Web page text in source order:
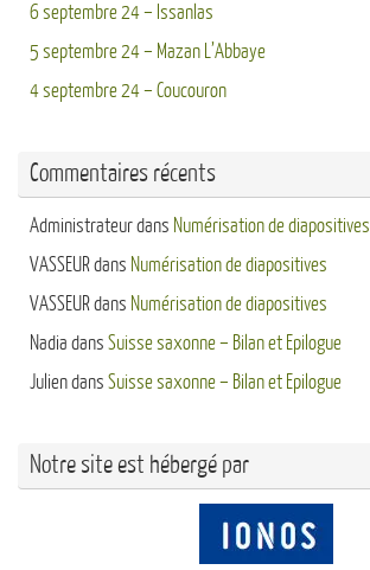
6 septembre 24 – Issanlas
5 septembre 24 – Mazan L’Abbaye
4 septembre 24 – Coucouron
Commentaires récents
Administrateurdans Numérisation de diapositives
VASSEURdans Numérisation de diapositives
VASSEURdans Numérisation de diapositives
Nadia dans Suisse saxonne – Bilan et Epilogue
Juliendans Suisse saxonne – Bilan et Epilogue
Notre site est hébergé par